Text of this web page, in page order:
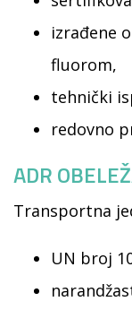
izrađene
fluorom,
tehnički
redovno
ADR
Transportna
UN broj